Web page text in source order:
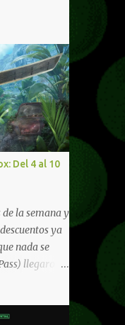
Del 4 al 10
de la semana y
ya
nada se
llegaron a
de